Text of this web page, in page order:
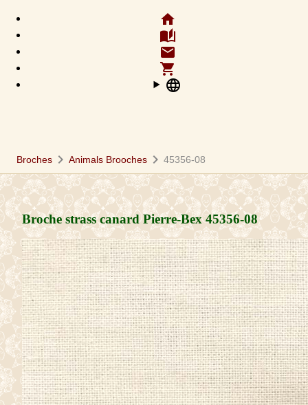
home
auto_stories
email
shopping_cart
language
Broches chevron_right Animals Brooches chevron_right 45356-08
Broche strass canard Pierre-Bex45356-08